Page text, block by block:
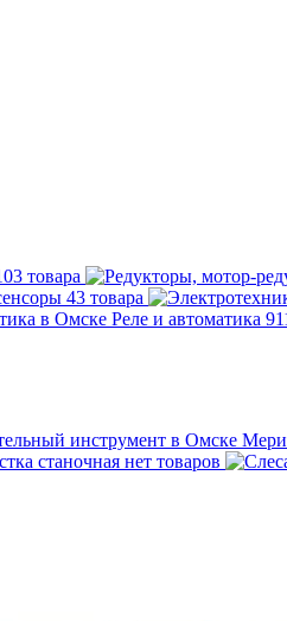
товара
43 товара
Реле и автоматика
станочная нет товаров